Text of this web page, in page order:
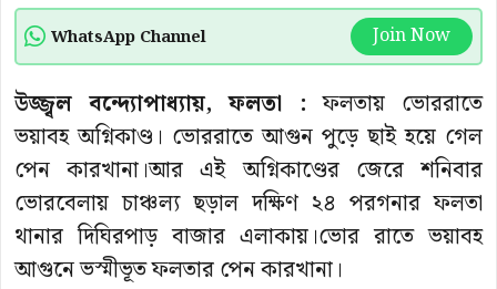
WhatsApp Channel Join Now
উজ্জ্বল বন্দ্যোপাধ্যায়, ফলতা : ফলতায় ভোররাতে
ভয়াবহ অগ্নিকাণ্ড। ভোররাতে আগুন পুড়ে ছাই হয়ে গেল
পেন কারখানা।আর এই অগ্নিকাণ্ডের জেরে শনিবার
ভোরবেলায় চাঞ্চল্য ছড়াল দক্ষিণ ২৪ পরগনার ফলতা
থানার দিঘিরপাড় বাজার এলাকায়।ভোর রাতে ভয়াবহ
আগুনে ভস্মীভূত ফলতার পেন কারখানা।